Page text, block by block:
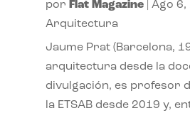
por Flat Magazine| Ago 6,
Arquitectura
Jaume Prat (Barcelona,
arquitectura desde la
divulgación, es profesor
la ETSAB desde 2019 y,